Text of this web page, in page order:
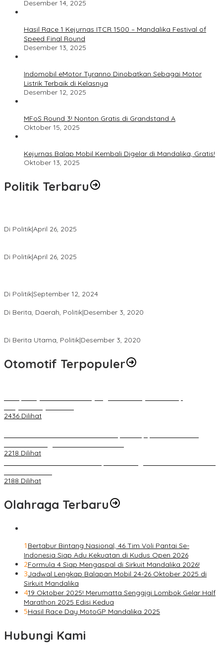
Desember 14, 2025
Hasil Race 1 Kejurnas ITCR 1500 – Mandalika Festival of
Speed Final Round
Desember 13, 2025
Indomobil eMotor Tyranno Dinobatkan Sebagai Motor
Listrik Terbaik di Kelasnya
Desember 12, 2025
MFoS Round 3! Nonton Gratis di Grandstand A
Oktober 15, 2025
Kejurnas Balap Mobil Kembali Digelar di Mandalika, Gratis!
Oktober 13, 2025
Politik Terbaru
Di Politik|April 26, 2025
Di Politik|April 26, 2025
Di Politik|September 12, 2024
Di Berita, Daerah, Politik|Desember 3, 2020
Di Berita Utama, Politik|Desember 3, 2020
Otomotif Terpopuler
2436 Dilihat
2218 Dilihat
2188 Dilihat
Olahraga Terbaru
1 Bertabur Bintang Nasional, 46 Tim Voli Pantai Se-
Indonesia Siap Adu Kekuatan di Kudus Open 2026
2Formula 4 Siap Mengaspal di Sirkuit Mandalika 2026!
3Jadwal Lengkap Balapan Mobil 24-26 Oktober 2025 di
Sirkuit Mandalika
419 Oktober 2025! Merumatta Senggigi Lombok Gelar Half
Marathon 2025 Edisi Kedua
5Hasil Race Day MotoGP Mandalika 2025
Hubungi Kami